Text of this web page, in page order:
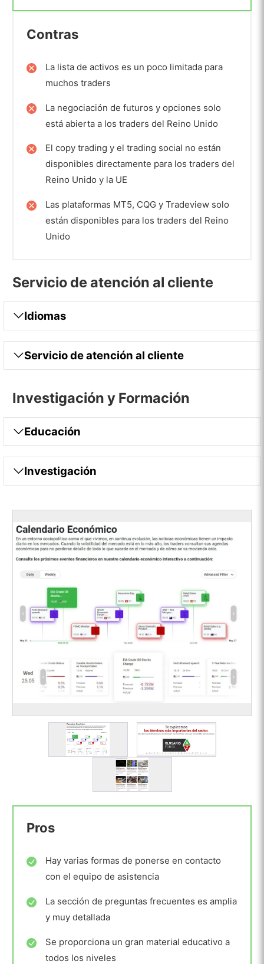
Contras
La lista de activos es un poco limitada para
muchos traders
La negociación de futuros y opciones solo
está abierta a los traders del Reino Unido
El copy trading y el trading social no están
disponibles directamente para los traders del
Reino Unido y la UE
Las plataformas MT5, CQG y Tradeview solo
están disponibles para los traders del Reino
Unido
Servicio de atención al cliente
Idiomas
Servicio de atención al cliente
Investigación y Formación
Educación
Investigación
Pros
Hay varias formas de ponerse en contacto
con el equipo de asistencia
La sección de preguntas frecuentes es amplia
y muy detallada
Se proporciona un gran material educativo a
todos los niveles